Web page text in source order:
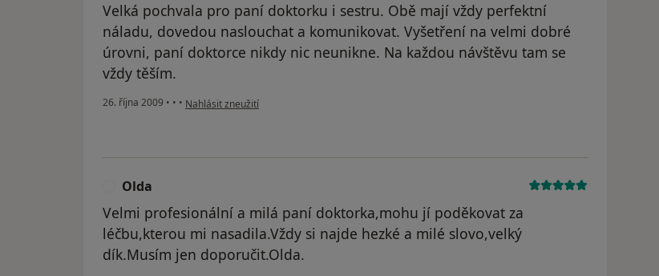
Velká pochvala pro paní doktorku i sestru. Obě mají vždy perfektní
náladu, dovedou naslouchat a komunikovat. Vyšetření na velmi dobré
úrovni, paní doktorce nikdy nic neunikne. Na každou návštěvu tam se
vždy těším.
26. října 2009 • • • podle názoru uživatele játyononaonomivyoni
Nahlásit zneužití
Olda
Velmi profesionální a milá paní doktorka,mohu jí poděkovat za
léčbu,kterou mi nasadila.Vždy si najde hezké a milé slovo,velký
dík.Musím jen doporučit.Olda.